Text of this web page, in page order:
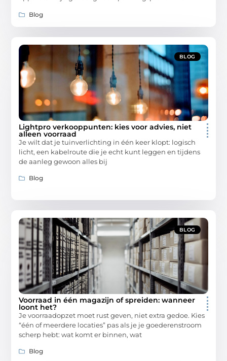
Blog
BLOG
Lightpro verkooppunten: kies voor advies, niet
alleen voorraad
Je wilt dat je tuinverlichting in één keer klopt: logisch
licht, een kabelroute die je echt kunt leggen en tijdens
de aanleg gewoon alles bij
Blog
BLOG
Voorraad in één magazijn of spreiden: wanneer
loont het?
Je voorraadopzet moet rust geven, niet extra gedoe. Kies
“één of meerdere locaties” pas als je je goederenstroom
scherp hebt: wat komt er binnen, wat
Blog